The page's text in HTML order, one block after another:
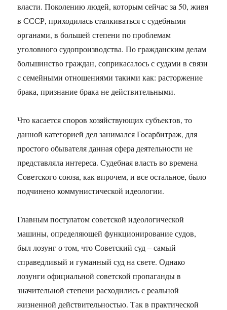
власти. Поколению людей, которым сейчас за 50, живя
в СССР, приходилась сталкиваться с судебными
органами, в большей степени по проблемам
уголовного судопроизводства. По гражданским делам
большинство граждан, соприкасалось с судами в связи
с семейными отношениями такими как: расторжение
брака, признание брака не действительными.
Что касаетсяспоров хозяйствующих субъектов, то
данной категорией дел занимался Госарбитраж, для
простого обывателя данная сфера деятельности не
представляла интереса. Судебная власть во времена
Советского союза, как впрочем, и все остальное, было
подчинено коммунистической идеологии.
Главным постулатом советской идеологической
машины, определяющей функционирование судов,
был лозунг о том, что Советский суд – самый
справедливый и гуманный суд на свете. Однако
лозунги официальной советской пропаганды в
значительной степени расходились с реальной
жизненной действительностью. Так в практической